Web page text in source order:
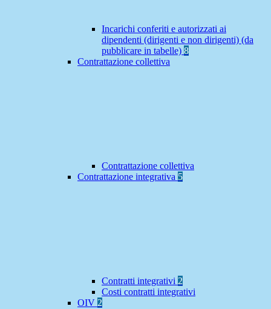
Incarichi conferiti e autorizzati ai
dipendenti (dirigenti e non dirigenti) (da
pubblicare in tabelle) 8
Contrattazione collettiva
Contrattazione collettiva
Contrattazione integrativa 5
Contratti integrativi 2
Costi contratti integrativi
OIV 2